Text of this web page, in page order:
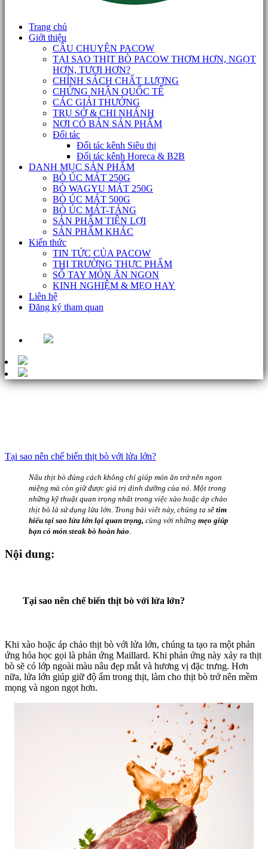
Trang chủ
Giới thiệu
CÂU CHUYỆN PACOW
TẠI SAO THỊT BÒ PACOW THƠM HƠN, NGỌT
HƠN, TƯƠI HƠN?
CHÍNH SÁCH CHẤT LƯỢNG
CHỨNG NHẬN QUỐC TẾ
CÁC GIẢI THƯỞNG
TRỤ SỞ & CHI NHÁNH
NƠI CÓ BÁN SẢN PHẨM
Đối tác
Đối tác kênh Siêu thị
Đối tác kênh Horeca & B2B
DANH MỤC SẢN PHẨM
BÒ ÚC MÁT 250G
BÒ WAGYU MÁT 250G
BÒ ÚC MÁT 500G
BÒ ÚC MÁT-TẢNG
SẢN PHẨM TIỆN LỢI
SẢN PHẨM KHÁC
Kiến thức
TIN TỨC CỦA PACOW
THỊ TRƯỜNG THỰC PHẨM
SỔ TAY MÓN ĂN NGON
KINH NGHIỆM & MẸO HAY
Liên hệ
Đăng ký tham quan
Tại sao nên chế biến thịt bò với lửa lớn?
Nấu thịt bò đúng cách không chỉ giúp món ăn trở nên ngon
miệng mà còn giữ được giá trị dinh dưỡng của nó. Một trong
những kỹ thuật quan trọng nhất trong việc xào hoặc áp chảo
thịt bò là sử dụng lửa lớn. Trong bài viết này, chúng ta sẽ tìm
hiểu tại sao lửa lớn lại quan trọng, cùng với những mẹo giúp
bạn có món steak bò hoàn hảo.
Nội dung:
Tại sao nên chế biến thịt bò với lửa lớn?
Khi xào hoặc áp chảo thịt bò với lửa lớn, chúng ta tạo ra một phản
ứng hóa học gọi là phản ứng Maillard. Khi phản ứng này xảy ra thịt
bò sẽ có lớp ngoài màu nâu đẹp mắt và hương vị đặc trưng. Hơn
nữa, lửa lớn giúp giữ độ ẩm trong thịt, làm cho thịt bò trở nên mềm
mọng và ngon ngọt hơn.